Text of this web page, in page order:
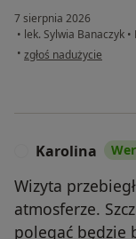
7 sierpnia 2026
• lek. Sylwia Banaczyk •
• w opinii użytkownika
zgłoś nadużycie
Karolina
Wizyta
atmosferze.
polegać będzie